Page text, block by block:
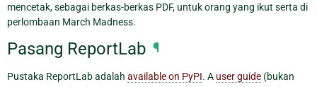
mencetak, sebagai berkas-berkas PDF, untuk orang yang ikut serta di
perlombaan March Madness.
Pasang ReportLab ¶
Pustaka ReportLab adalah available on PyPI. A user guide (bukan